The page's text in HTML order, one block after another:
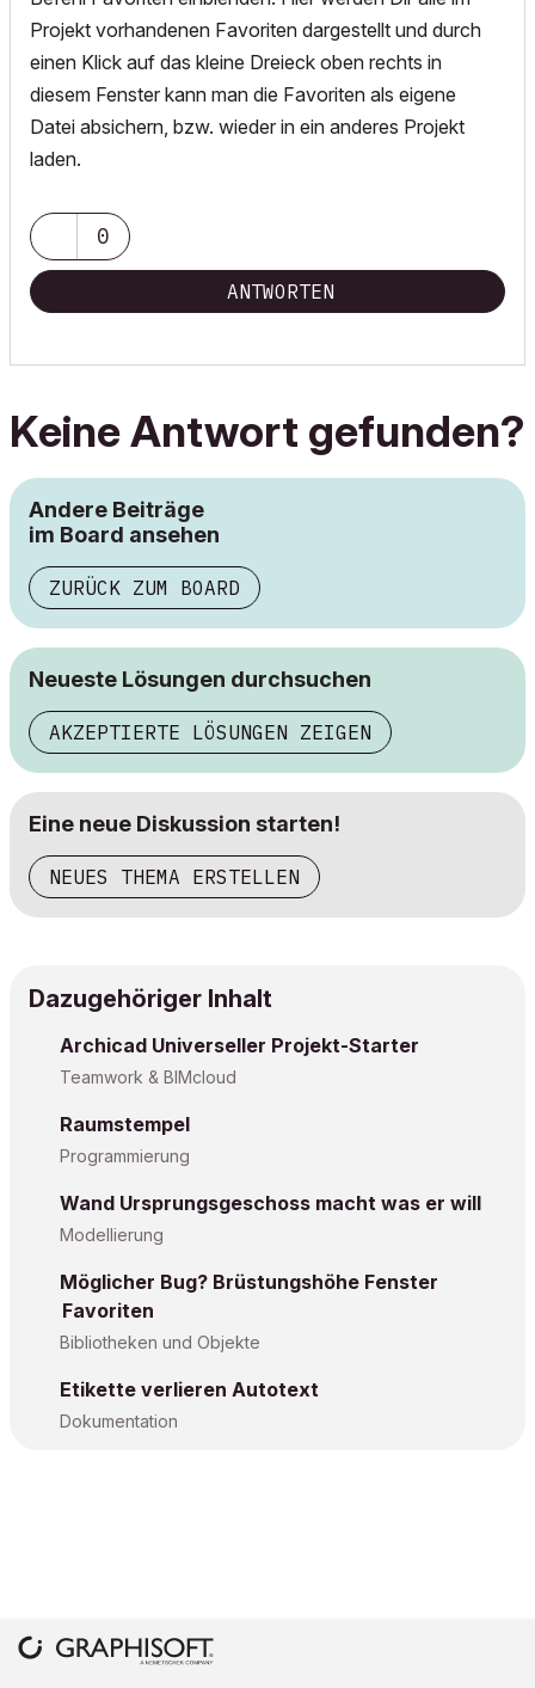
Projekt vorhandenen Favoriten dargestellt und durch
einen Klick auf das kleine Dreieck oben rechts in
diesem Fenster kann man die Favoriten als eigene
Datei absichern, bzw. wieder in ein anderes Projekt
laden.
0
ANTWORTEN
Keine Antwort gefunden?
Andere Beiträge
im Board ansehen
ZURÜCK ZUM BOARD
Neueste Lösungen durchsuchen
AKZEPTIERTE LÖSUNGEN ZEIGEN
Eine neue Diskussion starten!
NEUES THEMA ERSTELLEN
Dazugehöriger Inhalt
Archicad Universeller Projekt-Starter
Teamwork & BIMcloud
Raumstempel
Programmierung
Wand Ursprungsgeschoss macht was er will
Modellierung
Möglicher Bug? Brüstungshöhe Fenster
Favoriten
Bibliotheken und Objekte
Etikette verlieren Autotext
Dokumentation